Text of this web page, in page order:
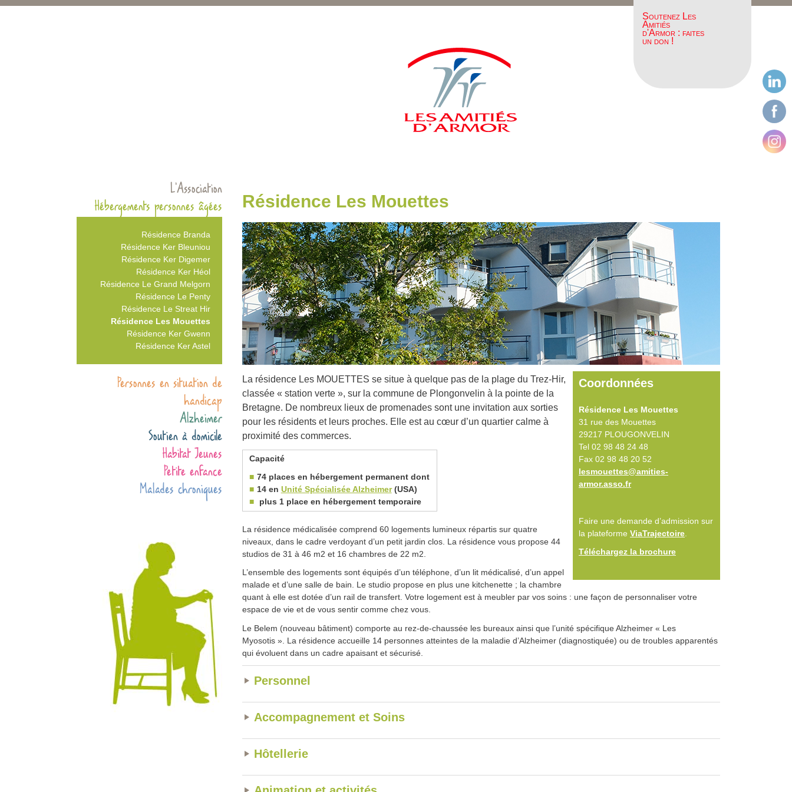
Soutenez Les
Amitiés
d'Armor : faites
un don !
L’Association
Hébergements personnes âgées
Résidence Branda
Résidence Ker Bleuniou
Résidence Ker Digemer
Résidence Ker Héol
Résidence Le Grand Melgorn
Résidence Le Penty
Résidence Le Streat Hir
Résidence Les Mouettes
Résidence Ker Gwenn
Résidence Ker Astel
Personnes en situation de
handicap
Alzheimer
Soutien à domicile
Habitat Jeunes
Petite enfance
Malades chroniques
Résidence Les Mouettes
Coordonnées
Résidence Les Mouettes
31 rue des Mouettes
29217 PLOUGONVELIN
Tel 02 98 48 24 48
Fax 02 98 48 20 52
lesmouettes@amities-
armor.asso.fr
Faire une demande d’admission sur
la plateforme ViaTrajectoire
Téléchargez la brochure
La résidence Les MOUETTES se situe à quelque pas de la plage du Trez-Hir,
classée « station verte », sur la commune de Plongonvelin à la pointe de la
Bretagne. De nombreux lieux de promenades sont une invitation aux sorties
pour les résidents et leurs proches. Elle est au cœur d’un quartier calme à
proximité des commerces.
Capacité
74 places en hébergement permanent dont
14en Unité Spécialisée Alzheimer(USA)
plus 1 place en hébergement temporaire
La résidence médicalisée comprend 60 logements lumineux répartis sur quatre
niveaux, dans le cadre verdoyant d’un petit jardin clos. La résidence vous propose 44
studios de 31 à 46 m2 et 16 chambres de 22 m2
L’ensemble des logements sont équipés d’un téléphone, d’un lit médicalisé, d’un appel
malade et d’une salle de bain. Le studio propose en plus une kitchenette ; la chambre
quant à elle est dotée d’un rail de transfert. Votre logement est à meubler par vos soins : une façon de personnaliser votre
espace de vie et de vous sentir comme chez vous.
Le Belem (nouveau bâtiment) comporte au rez-de-chaussée les bureaux ainsi que l’unité spécifique Alzheimer « Les
Myosotis ». L a résidence accueille 14 personnes atteintes de la maladie d’Alzheimer (diagnostiquée) ou de troubles apparentés
qui évoluent dans un cadre apaisant et sécurisé.
Personnel
Accompagnement et Soins
Hôtellerie